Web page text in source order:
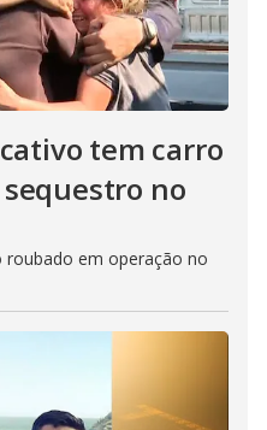
tem carro
no
roubado em operação no